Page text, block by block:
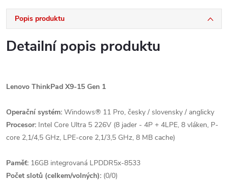
Popis produktu
Detailní popis produktu
Lenovo ThinkPad X9-15 Gen 1
Operační systém: Windows® 11 Pro, česky / slovensky / anglicky
Procesor: Intel Core Ultra 5 226V (8 jader - 4P + 4LPE, 8 vláken, P-
core 2,1/4,5 GHz, LPE-core 2,1/3,5 GHz, 8 MB cache)
Paměť: 16GB integrovaná LPDDR5x-8533
Počet slotů (celkem/volných): (0/0)